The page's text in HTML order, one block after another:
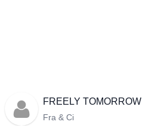
FREELY TOMORROW
Fra & Ci